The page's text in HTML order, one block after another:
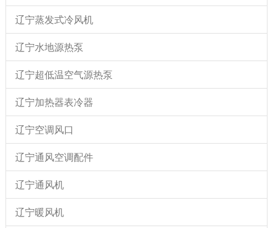
辽宁蒸发式冷风机
辽宁水地源热泵
辽宁超低温空气源热泵
辽宁加热器表冷器
辽宁空调风口
辽宁通风空调配件
辽宁通风机
辽宁暖风机